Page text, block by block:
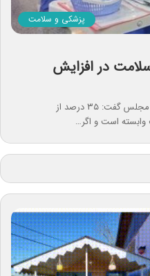
پزشکی و سلامت
سلامت در افزایش
رئیس کمیته پرستاری کمیسیون بهداشت مجلس گفت: ۳۵ درصد از
است و اگر…